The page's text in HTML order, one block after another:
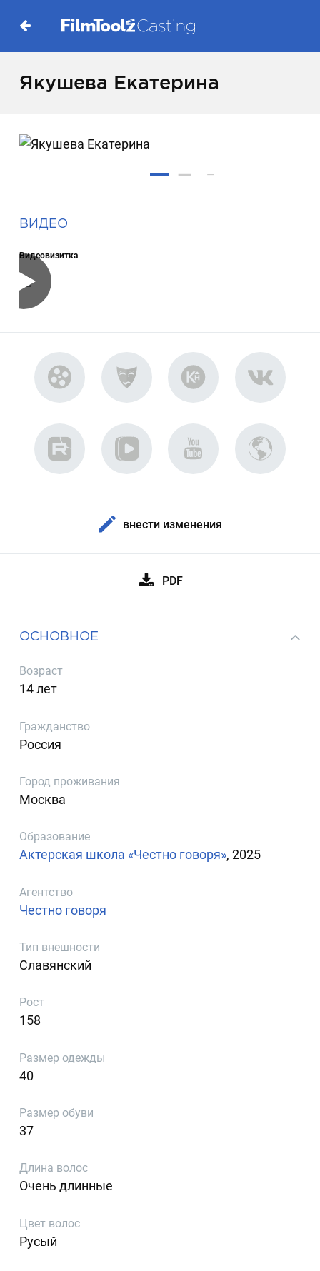
Якушева Екатерина
ВИДЕО
Видеовизитка
внести изменения
PDF
ОСНОВНОЕ
Возраст
14 лет
Гражданство
Россия
Город проживания
Москва
Образование
Актерская школа «Честно говоря», 2025
Агентство
Честно говоря
Тип внешности
Славянский
Рост
158
Размер одежды
40
Размер обуви
37
Длина волос
Очень длинные
Цвет волос
Русый